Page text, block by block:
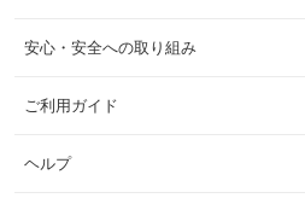
安心・安全への取り組み
ご利用ガイド
ヘルプ